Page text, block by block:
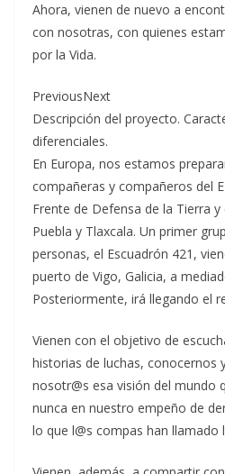
Ahora, vienen de nuevo a
con nosotras, con quienes
por la Vida.
PreviousNext
Descripción del proyecto.
diferenciales.
En Europa, nos estamos
compañeras y compañeros del
Frente de Defensa de la Tierra
Puebla y Tlaxcala. Un primer
personas, el Escuadrón 421,
puerto de Vigo, Galicia, a
Posteriormente, irá llegando el
Vienen con el objetivo de
historias de luchas, conocernos
nosotr@s esa visión del mundo
nunca en nuestro empeño de
lo que l@s compas han llamado